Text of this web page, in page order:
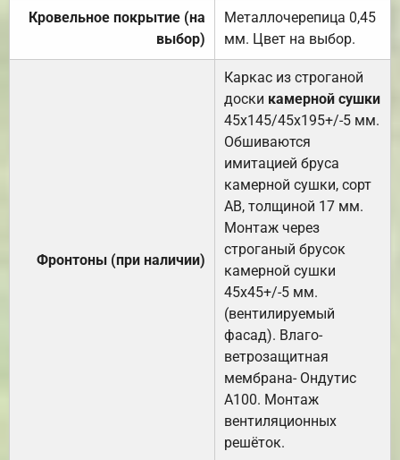
Кровельное покрытие (на
выбор)
Металлочерепица 0,45
мм. Цвет на выбор.
Фронтоны (при наличии)
Каркас из строганой
доски камерной сушки
45х145/45х195+/-5 мм.
Обшиваются
имитацией бруса
камерной сушки, сорт
АВ, толщиной 17 мм.
Монтаж через
строганый брусок
камерной сушки
45х45+/-5 мм.
(вентилируемый
фасад). Влаго-
ветрозащитная
мембрана- Ондутис
А100. Монтаж
вентиляционных
решёток.